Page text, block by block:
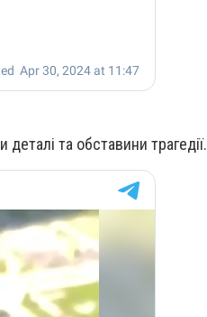
та обставини трагедії.